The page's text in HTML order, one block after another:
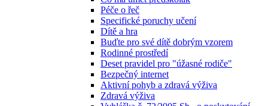
Péče o řeč
Specifické poruchy učení
Dítě a hra
Buďte pro své dítě dobrým vzorem
Rodinné prostředí
Deset pravidel pro "úžasné rodiče"
Bezpečný internet
Aktivní pohyb a zdravá výživa
Zdravá výživa